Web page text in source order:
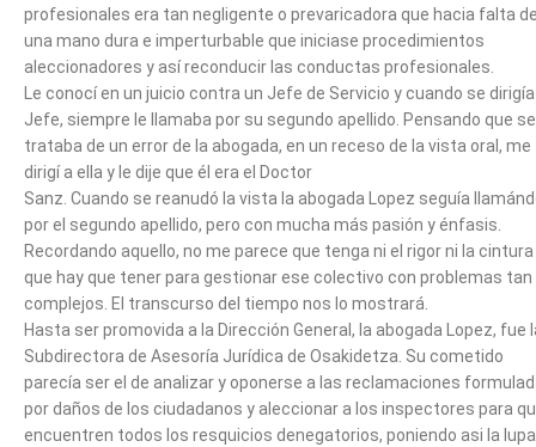
profesionales era tan negligente o prevaricadora que hacia falta
una mano dura e imperturbable que iniciase procedimientos
aleccionadores y así reconducir las conductas profesionales.
Le conocí en un juicio contra un Jefe de Servicio y cuando se
Jefe, siempre le llamaba por su segundo apellido. Pensando que se
trataba de un error de la abogada, en un receso de la vista oral, me
dirigí a ella y le dije que él era el Doctor
Sanz. Cuando se reanudó la vista la abogada Lopez seguía
por el segundo apellido, pero con mucha más pasión y énfasis.
Recordando aquello, no me parece que tenga ni el rigor ni la cintura
que hay que tener para gestionar ese colectivo con problemas tan
complejos. El transcurso del tiempo nos lo mostrará.
Hasta ser promovida a la Dirección General, la abogada Lopez, fue
Subdirectora de Asesoría Jurídica de Osakidetza. Su cometido
parecía ser el de analizar y oponerse a las reclamaciones
por daños de los ciudadanos y aleccionar a los inspectores para
encuentren todos los resquicios denegatorios, poniendo asi la lupa